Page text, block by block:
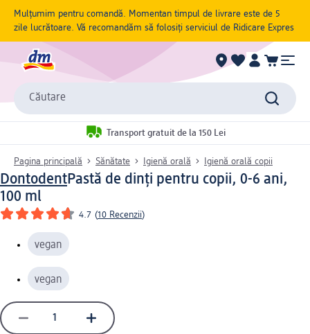
Mulțumim pentru comandă. Momentan timpul de livrare este de 5
zile lucrătoare. Vă recomandăm să folosiți serviciul de Ridicare Expres
Căutare
Transport gratuit de la 150 Lei
Pagina principală Sănătate Igienă orală Igienă orală copii
DontodentPastă de dinți pentru copii, 0-6 ani,
100 ml
4.7 (10 Recenzii)
vegan
vegan